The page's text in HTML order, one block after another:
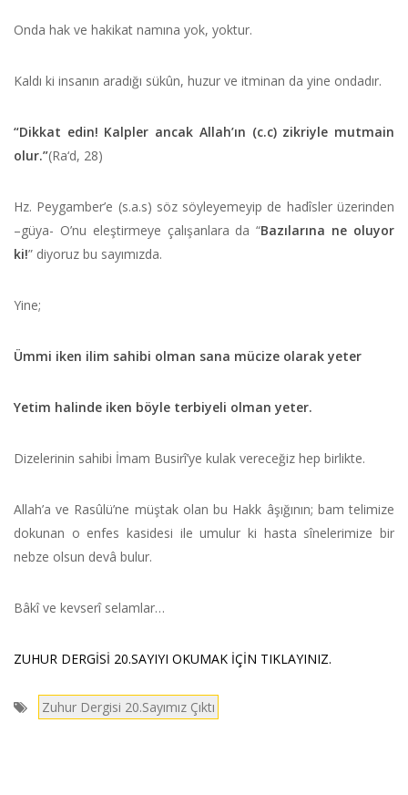
Onda hak ve hakikat namına yok, yoktur.
Kaldı ki insanın aradığı sükûn, huzur ve itminan da yine ondadır.
“Dikkat edin! Kalpler ancak Allah’ın (c.c) zikriyle mutmain
olur.”(Ra‘d, 28)
Hz. Peygamber’e (s.a.s) söz söyleyemeyip de hadîsler üzerinden
–güya- O’nu eleştirmeye çalışanlara da “Bazılarına ne oluyor
ki!” diyoruz bu sayımızda.
Yine;
Ümmi iken ilim sahibi olman sana mücize olarak yeter
Yetim halinde iken böyle terbiyeli olman yeter.
Dizelerinin sahibi İmam Busirî’ye kulak vereceğiz hep birlikte.
Allah’a ve Rasûlü’ne müştak olan bu Hakk âşığının; bam telimize
dokunan o enfes kasidesi ile umulur ki hasta sînelerimize bir
nebze olsun devâ bulur.
Bâkî ve kevserî selamlar…
ZUHUR DERGİSİ 20.SAYIYI OKUMAK İÇİN TIKLAYINIZ.
Zuhur Dergisi 20.Sayımız Çıktı